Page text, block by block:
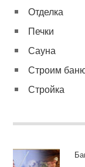
Отделка
Печки
Сауна
Строим
Стройка